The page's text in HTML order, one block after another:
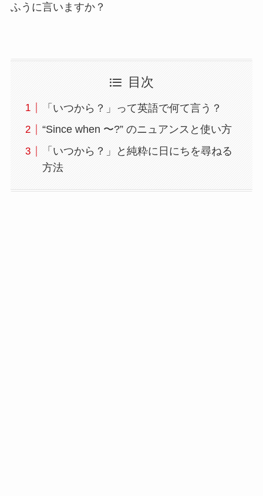
ふうに言いますか？
目次
「いつから？」って英語で何て言う？
“Since when 〜?” のニュアンスと使い方
「いつから？」と純粋に日にちを尋ねる
方法